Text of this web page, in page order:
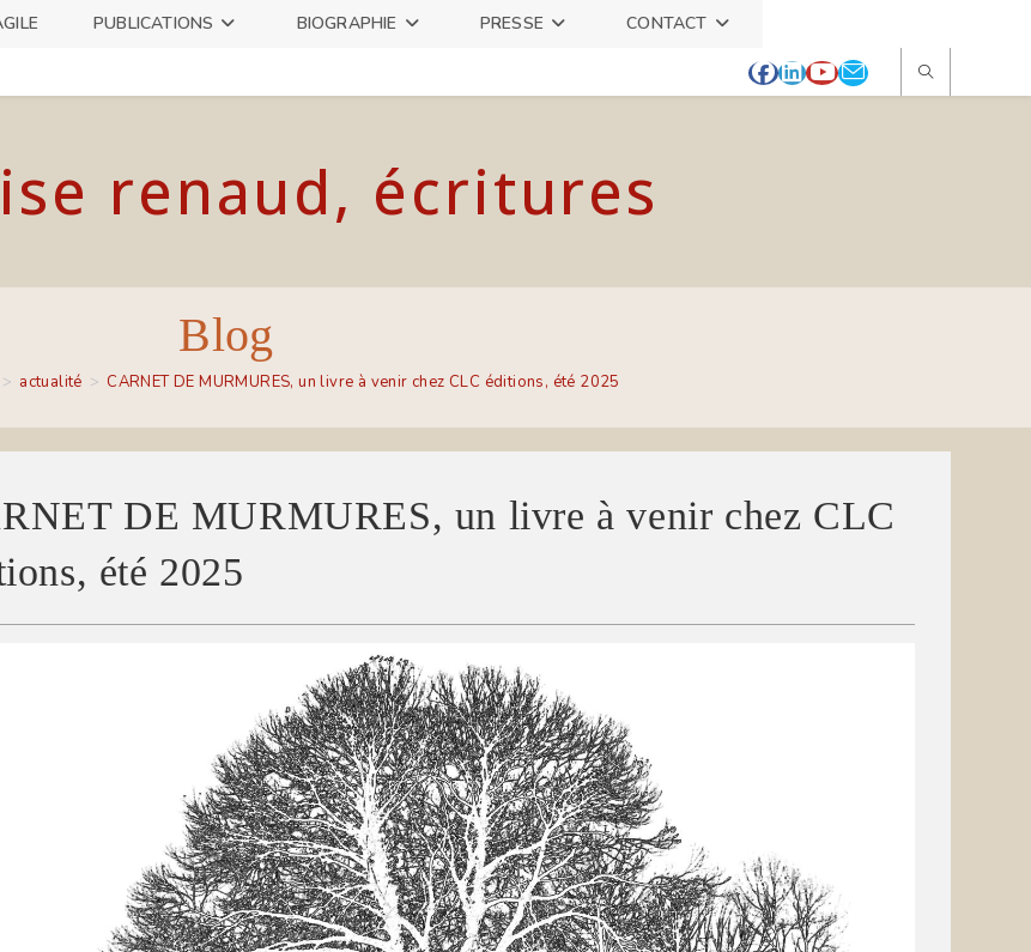
PUBLICATIONS BIOGRAPHIE PRESSE CONTACT
renaud, écritures
Blog
> actualité > CARNET DE MURMURES, un livre à venir chez CLC éditions, été 2025
DE MURMURES, un livre à venir chez CLC
été 2025